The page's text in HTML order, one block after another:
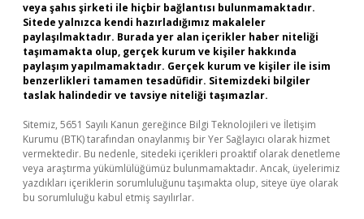
veya şahıs şirketi ile hiçbir bağlantısı bulunmamaktadır.
Sitede yalnızca kendi hazırladığımız makaleler
paylaşılmaktadır. Burada yer alan içerikler haber niteliği
taşımamakta olup, gerçek kurum ve kişiler hakkında
paylaşım yapılmamaktadır. Gerçek kurum ve kişiler ile isim
benzerlikleri tamamen tesadüfidir. Sitemizdeki bilgiler
taslak halindedir ve tavsiye niteliği taşımazlar.
Sitemiz, 5651 Sayılı Kanun gereğince Bilgi Teknolojileri ve İletişim
Kurumu (BTK) tarafından onaylanmış bir Yer Sağlayıcı olarak hizmet
vermektedir. Bu nedenle, sitedeki içerikleri proaktif olarak denetleme
veya araştırma yükümlülüğümüz bulunmamaktadır. Ancak, üyelerimiz
yazdıkları içeriklerin sorumluluğunu taşımakta olup, siteye üye olarak
bu sorumluluğu kabul etmiş sayılırlar.